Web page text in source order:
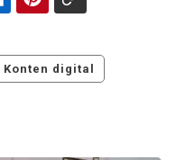
Konten digital